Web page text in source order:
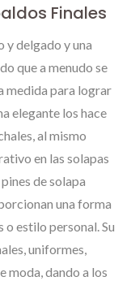
Finales
y delgado y una
que a menudo se
medida para lograr
elegante los hace
al mismo
en las solapas
de solapa
una forma
estilo personal. Su
uniformes,
moda, dando a los